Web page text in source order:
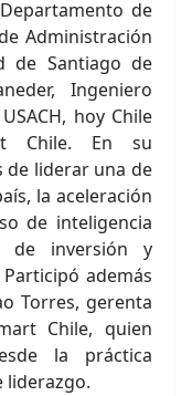
de
Administración
de Santiago de
Ingeniero
hoy Chile
Chile. En su
de liderar una de
la aceleración
de inteligencia
inversión y
además
Torres, gerenta
Chile, quien
la práctica
liderazgo.